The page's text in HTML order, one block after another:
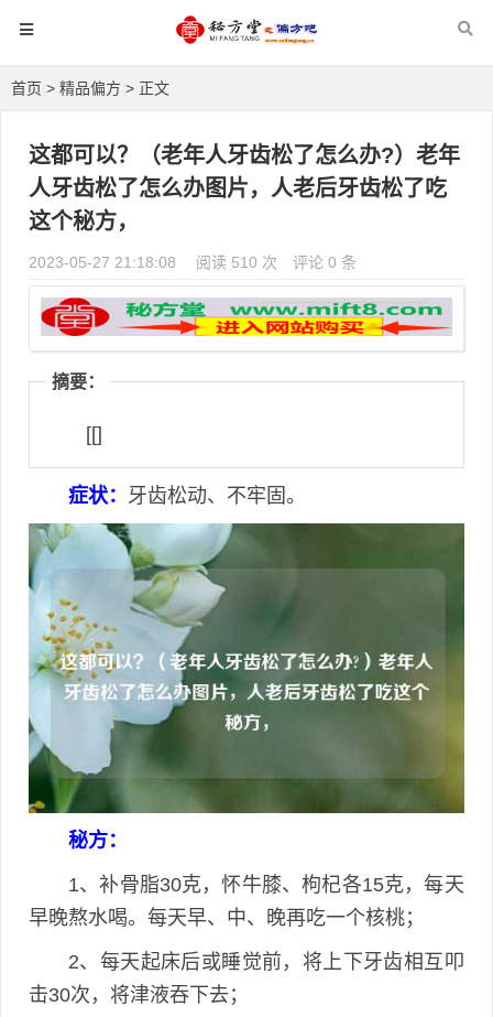
首页 > 精品偏方 > 正文
这都可以？（老年人牙齿松了怎么办?）老年
人牙齿松了怎么办图片，人老后牙齿松了吃
这个秘方，
2023-05-27 21:18:08 阅读 510 次 评论 0 条
摘要：
[[]
症状： 牙齿松动、不牢固。
秘方：
1、补骨脂30克，怀牛膝、枸杞各15克，每天
早晚熬水喝。每天早、中、晚再吃一个核桃；
2、每天起床后或睡觉前，将上下牙齿相互叩
击30次，将津液吞下去；